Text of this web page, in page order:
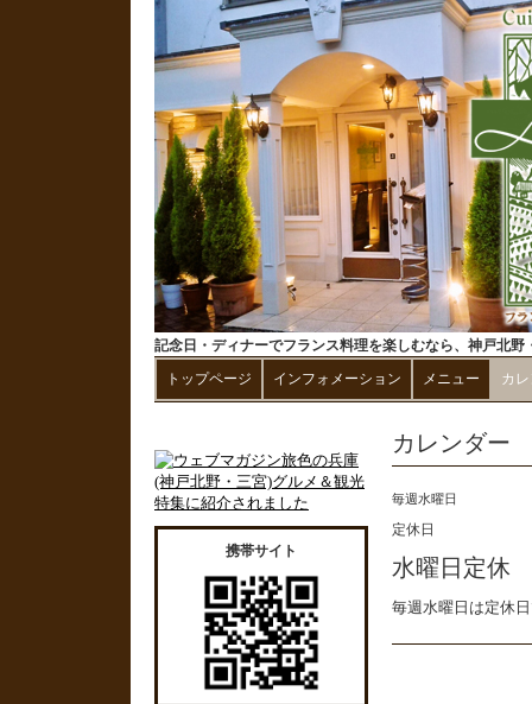
記念日・ディナーでフランス料理を楽しむなら、神戸北
トップページ
インフォメーション メニュー カ
カレンダー
毎週水曜日
定休日
水曜日定休
毎週水曜日は定休
携帯サイト